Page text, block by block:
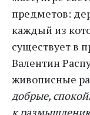
предметов:
каждый из
существует в
Валентин
живописные
добрые,
к